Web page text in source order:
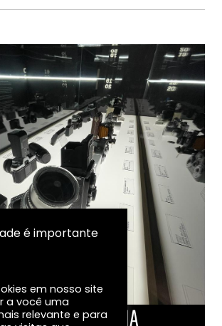
DA FOTOGRAFIA
é importante
em nosso site
a você uma
relevante e para